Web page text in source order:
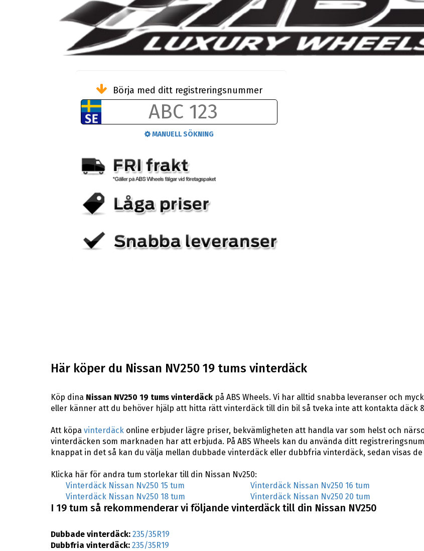
Börja med ditt registreringsnummer
MANUELL SÖKNING
Här köper du Nissan NV250 19 tums vinterdäck
Köp dina Nissan NV250 19 tums vinterdäckpå ABS Wheels. Vi har alltid snabba leveranser och
eller känner att du behöver hjälp att hitta rätt vinterdäck till din bil så tveka inte att kontakta däck
Att köpa vinterdäckonline erbjuder lägre priser, bekvämligheten att handla var som helst och
vinterdäcken som marknaden har att erbjuda. På ABS Wheels kan du använda ditt
knappat in det så kan du välja mellan dubbade vinterdäck eller dubbfria vinterdäck, sedan visas
Klicka här för andra tum storlekar till din Nissan Nv250:
Vinterdäck Nissan Nv250 15 tum
Vinterdäck Nissan Nv250 16 tum
Vinterdäck Nissan Nv250 18 tum
Vinterdäck Nissan Nv250 20 tum
I 19 tum så rekommenderar vi följande vinterdäck till din Nissan NV250
Dubbade vinterdäck: 235/35R19
Dubbfria vinterdäck: 235/35R19